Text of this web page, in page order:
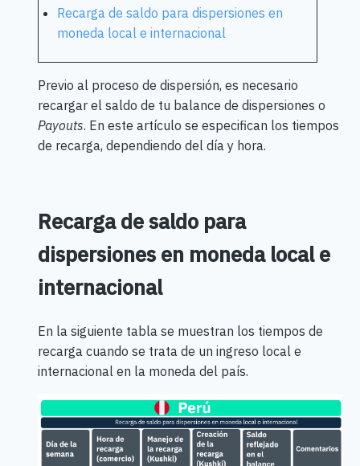
Recarga de saldo para dispersiones en
moneda local e internacional
Previo al proceso de dispersión, es necesario
recargar el saldo de tu balance de dispersiones o
Payouts. En este artículo se especifican los tiempos
de recarga, dependiendo del día y hora.
Recarga de saldo para
dispersiones en moneda local e
internacional
En la siguiente tabla se muestran los tiempos de
recarga cuando se trata de un ingreso local e
internacional en la moneda del país.